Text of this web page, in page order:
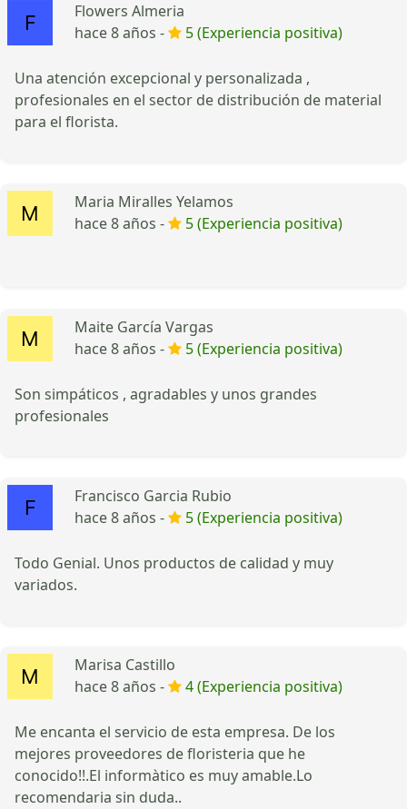
Flowers Almeria
hace 8 años -
5 (Experiencia positiva)
Una atención excepcional y personalizada ,
profesionales en el sector de distribución de material
para el florista.
Maria Miralles Yelamos
hace 8 años -
5 (Experiencia positiva)
Maite García Vargas
hace 8 años -
5 (Experiencia positiva)
Son simpáticos , agradables y unos grandes
profesionales
Francisco Garcia Rubio
hace 8 años -
5 (Experiencia positiva)
Todo Genial. Unos productos de calidad y muy
variados.
Marisa Castillo
hace 8 años -
4 (Experiencia positiva)
Me encanta el servicio de esta empresa. De los
mejores proveedores de floristeria que he
conocido!!.El informàtico es muy amable.Lo
recomendaria sin duda..